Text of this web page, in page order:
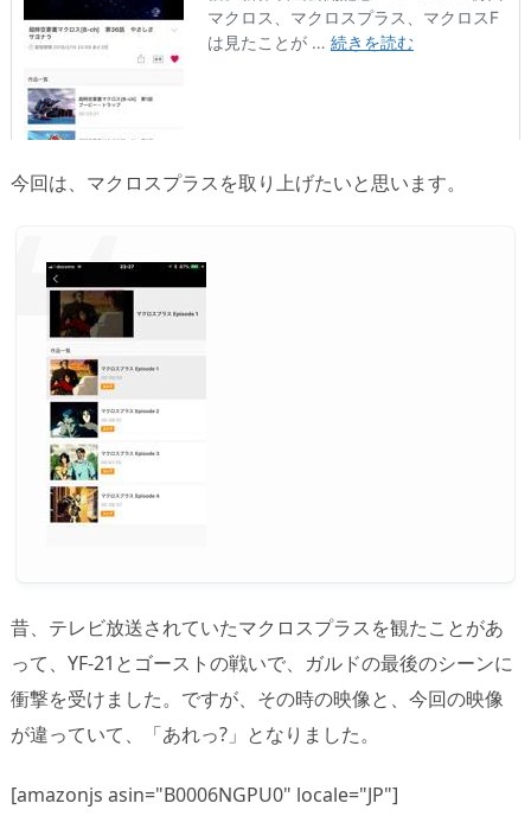
今回は、マクロスプラスを取り上げたいと思います。
昔、テレビ放送されていたマクロスプラスを観たことがあ
って、YF-21とゴーストの戦いで、ガルドの最後のシーンに
衝撃を受けました。ですが、その時の映像と、今回の映像
が違っていて、「あれっ?」となりました。
[amazonjs asin="B0006NGPU0" locale="JP"]